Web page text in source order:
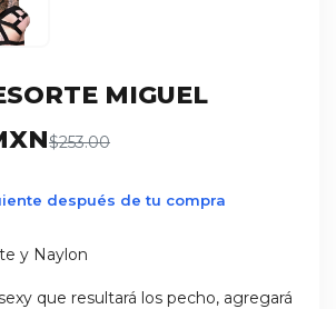
MIGUEL
$253.00
después de tu compra
y Naylon
que resultará los pecho, agregará